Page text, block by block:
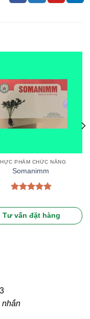
PHẨM CHỨC NĂNG
Somanimm
hạng5.00
5 sao
Tư vấn đặt hàng
nhắn